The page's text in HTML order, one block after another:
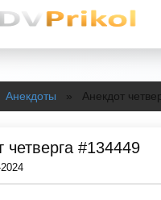
Анекдоты » Анекдот
четверга #134449